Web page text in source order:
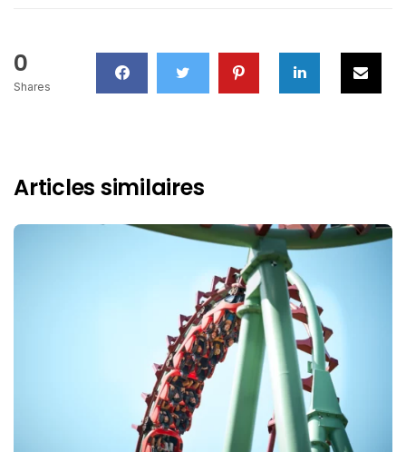
0
Shares
Articles similaires